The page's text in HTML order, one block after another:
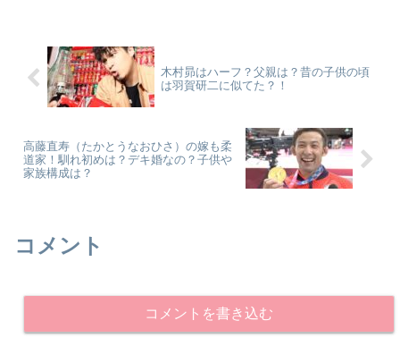
木村昴はハーフ？父親は？昔の子供の頃
は羽賀研二に似てた？！
高藤直寿（たかとうなおひさ）の嫁も柔
道家！馴れ初めは？デキ婚なの？子供や
家族構成は？
コメント
コメントを書き込む